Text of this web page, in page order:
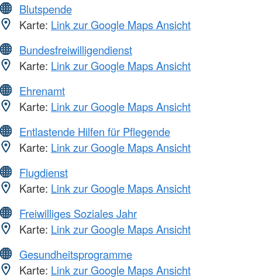
Blutspende
Karte: Link zur Google Maps Ansicht
Bundesfreiwilligendienst
Karte: Link zur Google Maps Ansicht
Ehrenamt
Karte: Link zur Google Maps Ansicht
Entlastende Hilfen für Pflegende
Karte: Link zur Google Maps Ansicht
Flugdienst
Karte: Link zur Google Maps Ansicht
Freiwilliges Soziales Jahr
Karte: Link zur Google Maps Ansicht
Gesundheitsprogramme
Karte: Link zur Google Maps Ansicht